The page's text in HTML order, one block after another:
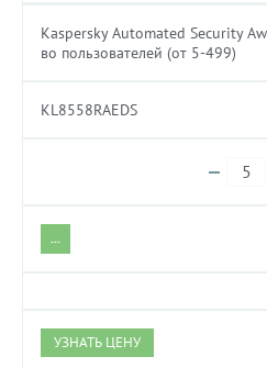
Kaspersky Automated Security
во пользователей (от 5-499)
KL8558RAEDS
УЗНАТЬ ЦЕНУ